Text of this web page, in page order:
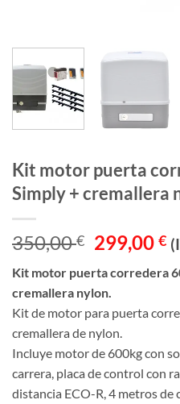
Kit motor puerta
Simply + cremallera
350,00€ El
precio
original
era:
350,00 €.
299,00€
Kit motor puerta corredera
cremallera nylon.
Kit de motor para puerta
cremallera de nylon.
Incluye motor de 600kg con
carrera, placa de control con
distancia ECO-R, 4 metros